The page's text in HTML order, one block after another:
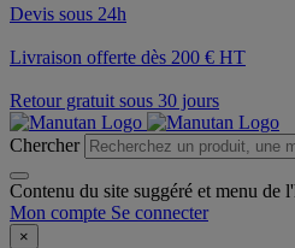
Devis sous 24h
Livraison offerte dès 200 € HT
Retour gratuit sous 30 jours
Chercher
Contenu du site suggéré et menu de
Mon compte Se connecter
×